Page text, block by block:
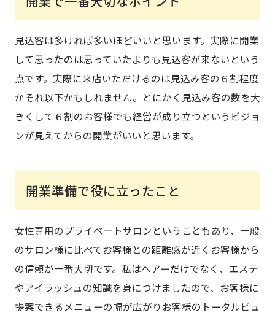
見込客は多ければ多いほどいいと思います。実際に開業
して思ったのは思っていたよりも見込客が来ないという
点です。実際に来店いただけるのは見込み客の６割程度
かそれ以下かもしれません。とにかく見込み客の数を大
きくして６割のお客様でも経営が成り立つというビジョ
ンが見えてからの開業がいいと思います。
開業準備で役に立ったこと
女性専用のプライベートサロンということもあり、一般
のサロン様に比べてお客様との距離感が近くお客様から
の信頼が一番大切です。私はヘアーだけでなく、エステ
やアイラッシュの知識を身につけましたので、お客様に
提案できるメニューの幅が広がりお客様のトータルビュ